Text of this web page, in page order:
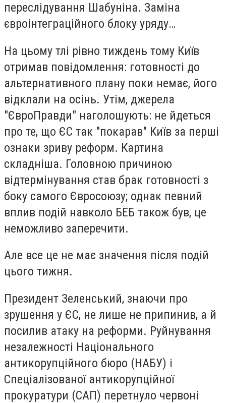
переслідування Шабуніна. Заміна
євроінтеграційного блоку уряду…
На цьому тлі рівно тиждень тому Київ
отримав повідомлення: готовності до
альтернативного плану поки немає, його
відклали на осінь. Утім, джерела
"ЄвроПравди" наголошують: не йдеться
про те, що ЄС так "покарав" Київ за перші
ознаки зриву реформ. Картина
складніша. Головною причиною
відтермінування став брак готовності з
боку самого Євросоюзу; однак певний
вплив подій навколо БЕБ також був, це
неможливо заперечити.
Але все це не має значення після подій
цього тижня.
Президент Зеленський, знаючи про
зрушення у ЄС, не лише не припинив, а й
посилив атаку на реформи. Руйнування
незалежності Національного
антикорупційного бюро (НАБУ) і
Спеціалізованої антикорупційної
прокуратури (САП) перетнуло червоні